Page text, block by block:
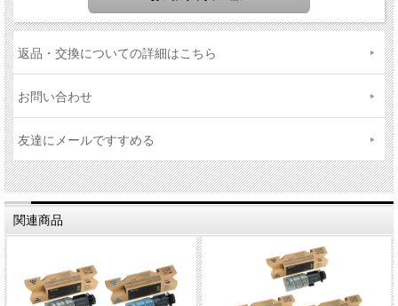
返品・交換についての詳細はこちら
お問い合わせ
友達にメールですすめる
関連商品